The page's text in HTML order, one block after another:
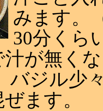
みます。
30分くら
汁が無く
バジル少
ます。